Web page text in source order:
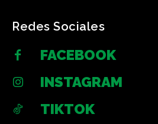
Redes Sociales
FACEBOOK
INSTAGRAM
TIKTOK